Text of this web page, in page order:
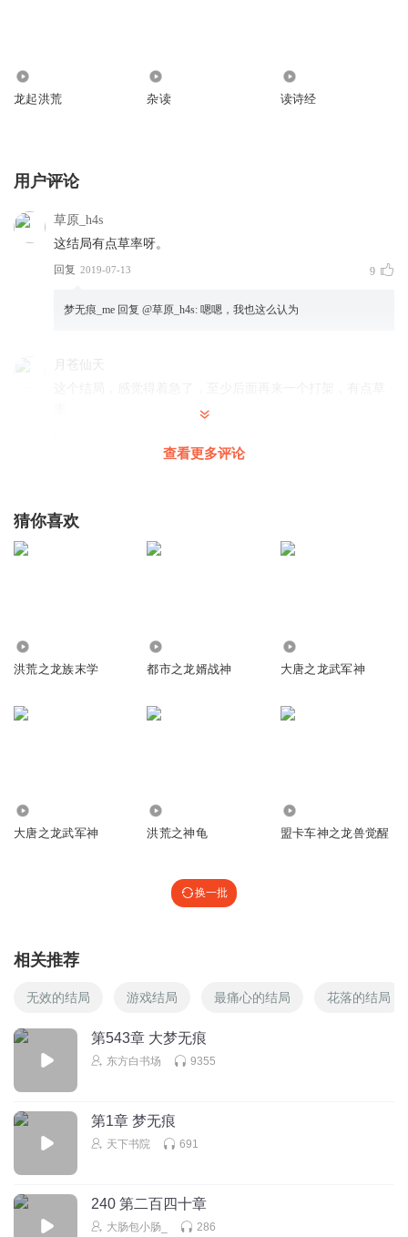
龙起洪荒 杂读 读诗经
用户评论
草原_h4s
这结局有点草率呀。
回复 2019-07-13 9
梦无痕_me 回复 @草原_h4s: 嗯嗯，我也这么认为
月苍仙天
回复
心静自然凉_02
我去，主角都没出现就完了，真扫兴，这结局太差了
回复 2020-07-01 1
查看更多评论
猜你喜欢
洪荒之龙族末学 都市之龙婿战神 大唐之龙武军神
大唐之龙武军神 洪荒之神龟 盟卡车神之龙兽觉醒
换一批
相关推荐
无效的结局 游戏结局 最痛心的结局 花落的结局
第543章 大梦无痕
东方白书场 9355
第1章 梦无痕
天下书院 691
240 第二百四十章
大肠包小肠_ 286